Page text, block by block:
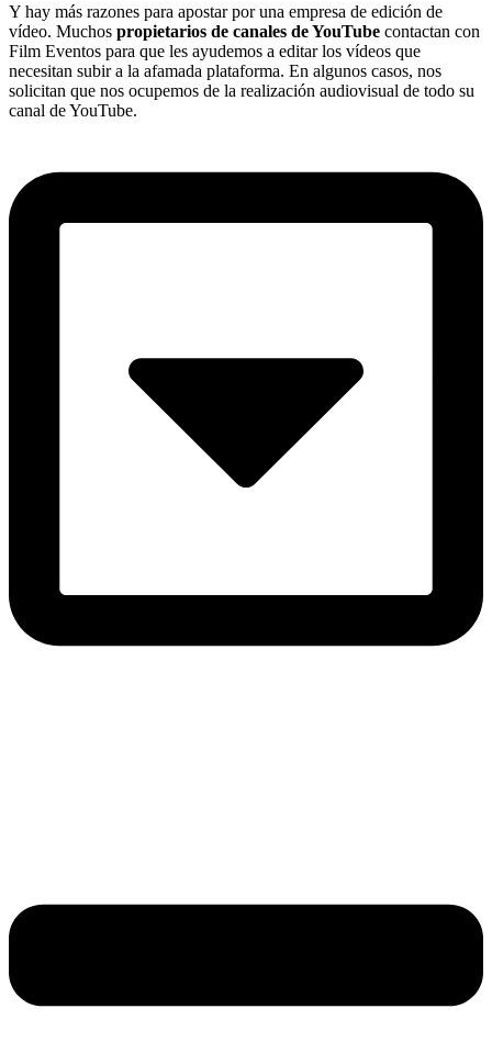
Y hay más razones para apostar por una empresa de edición de
vídeo. Muchos propietarios de canales de YouTube contactan con
Film Eventos para que les ayudemos a editar los vídeos que
necesitan subir a la afamada plataforma. En algunos casos, nos
solicitan que nos ocupemos de la realización audiovisual de todo su
canal de YouTube.